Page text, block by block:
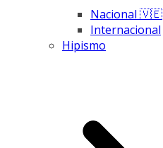
Nacional 🇻🇪
Internacional
Hipismo